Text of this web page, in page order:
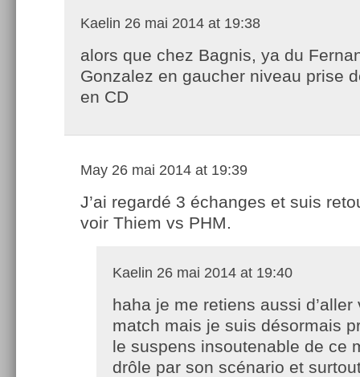
Kaelin 26 mai 2014 at 19:38
alors que chez Bagnis, ya du
Gonzalez en gaucher niveau prise
en CD
May 26 mai 2014 at 19:39
J’ai regardé 3 échanges et suis
voir Thiem vs PHM.
Kaelin 26 mai 2014 at 19:40
haha je me retiens aussi d’aller
match mais je suis désormais
le suspens insoutenable de ce
drôle par son scénario et